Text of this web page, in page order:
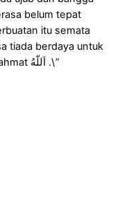
belum tepat
itu semata
melaksanakan, andaikan tiada Karunia Rahmat اَللّهُ .\”